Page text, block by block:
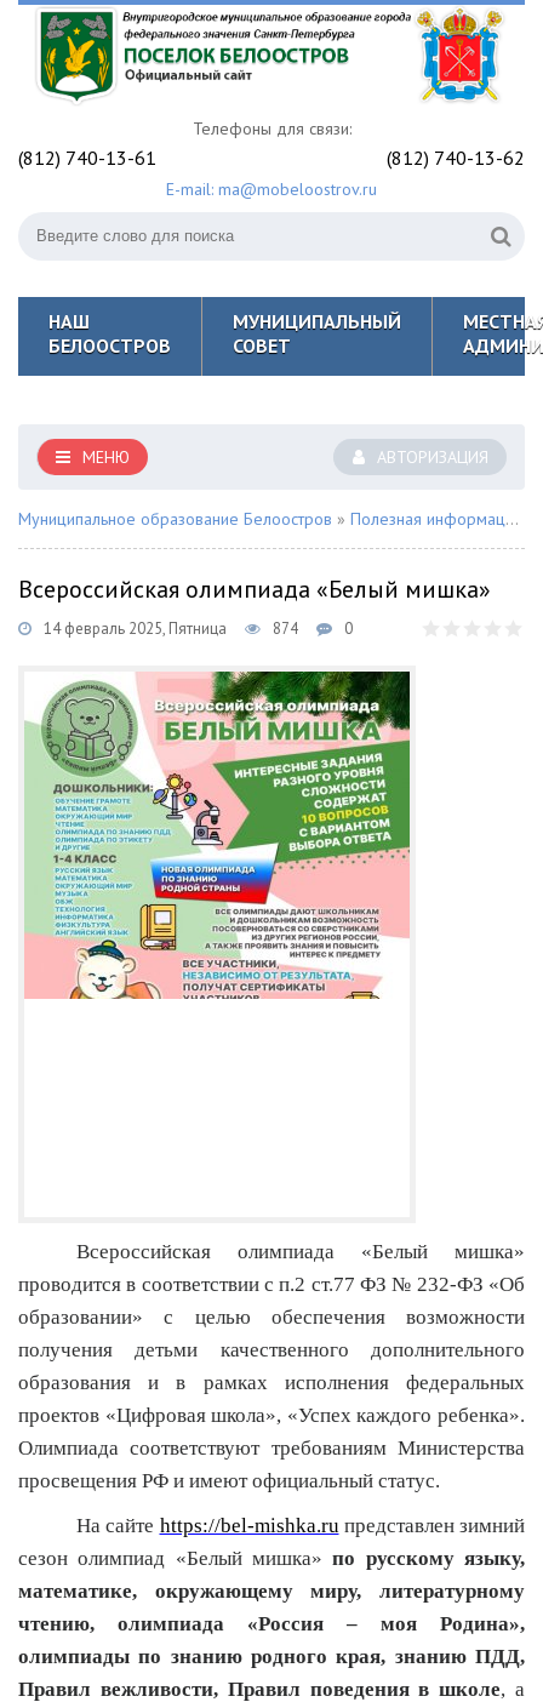
Телефоны для связи:
(812) 740-13-61 (812) 740-13-62
E-mail: ma@mobeloostrov.ru
НАШ
БЕЛООСТРОВ
МУНИЦИПАЛЬНЫЙ
СОВЕТ
АВТОРИЗАЦИЯ
МЕНЮ
Муниципальное образование Белоостров » Полезная информация для жителей
Всероссийская олимпиада «Белый мишка»
14 февраль 2025, Пятница 874 0
Всероссийская олимпиада «Белый мишка»
проводится в соответствии с п.2 ст.77 ФЗ № 232-ФЗ «Об
образовании» с целью обеспечения возможности
получения детьми качественного дополнительного
образования и в рамках исполнения федеральных
проектов «Цифровая школа», «Успех каждого ребенка».
Олимпиада соответствуют требованиям Министерства
просвещения РФ и имеют официальный статус.
На сайте https://bel-mishka.ru представлен зимний
сезон олимпиад «Белый мишка»по русскому языку,
математике, окружающему миру, литературному
чтению,
олимпиада «Россия – моя Родина»,
олимпиады по знанию родного края, знанию ПДД,
Правил вежливости, Правил поведения в школе, а